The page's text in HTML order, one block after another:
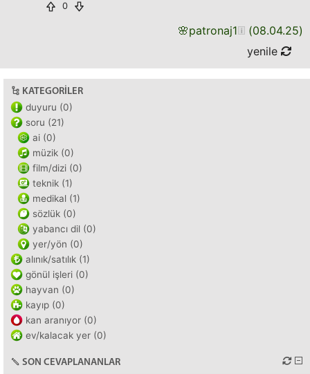
0
🌸patronaj1 (08.04.25)
yenile
KATEGORILER
duyuru (0)
soru (21)
ai (0)
müzik (0)
film/dizi (0)
teknik (1)
medikal (1)
sözlük (0)
yabancı dil (0)
yer/yön (0)
alınık/satılık (1)
gönül işleri (0)
hayvan (0)
kayıp (0)
kan aranıyor (0)
ev/kalacak yer (0)
SON CEVAPLANANLAR